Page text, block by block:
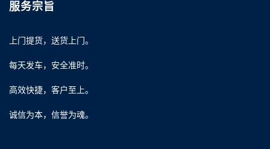
服务宗旨
上门提货，送货上门。
每天发车，安全准时。
高效快捷，客户至上。
诚信为本，信誉为魂。